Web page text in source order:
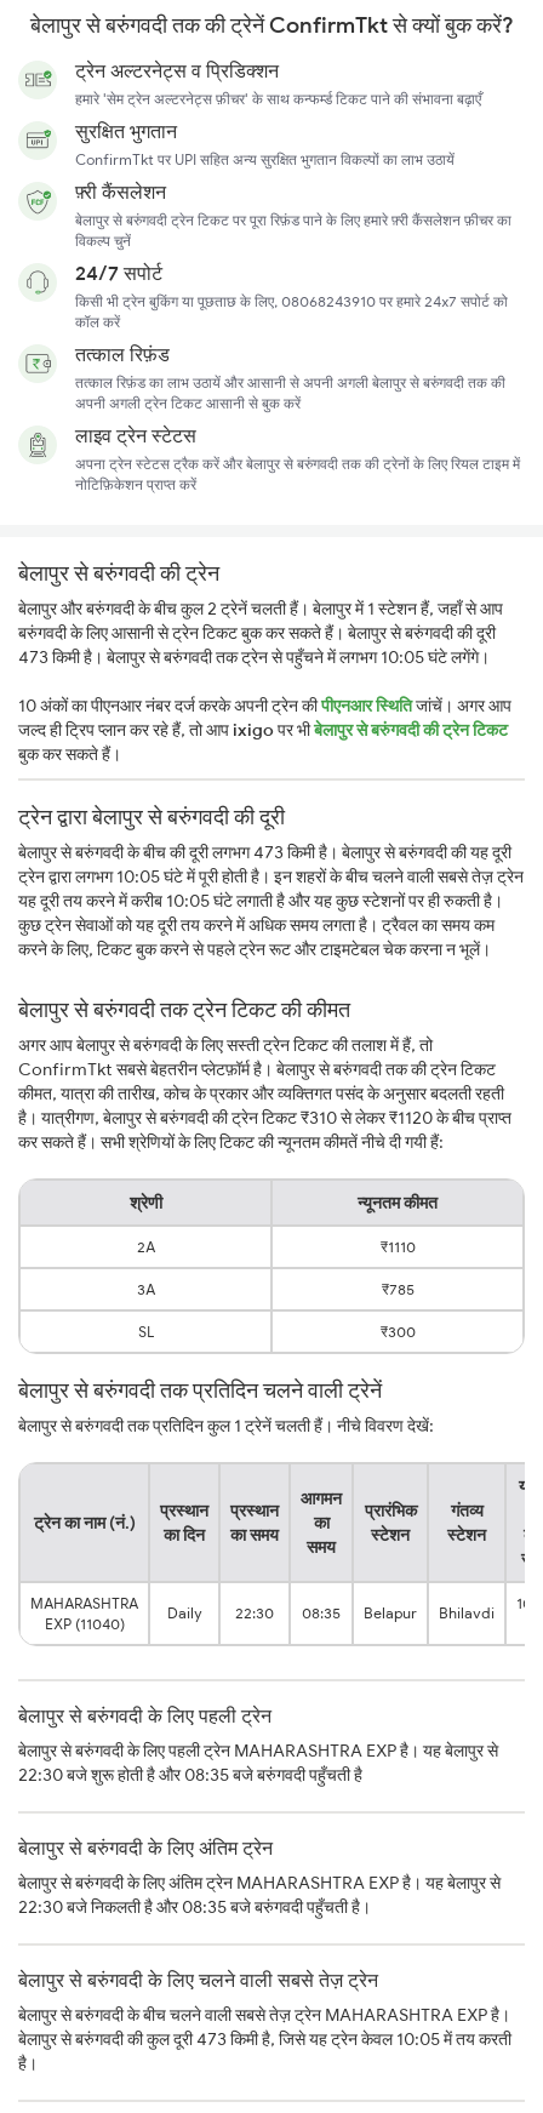
बेलापुर से बरुंगवदी तक की ट्रेनें ConfirmTkt से क्यों बुक करें?
ट्रेन अल्टरनेट्स व प्रिडिक्शन
हमारे 'सेम ट्रेन अल्टरनेट्स फ़ीचर' के साथ कन्फर्म्ड टिकट पाने की संभावना बढ़ाएँ
सुरक्षित भुगतान
ConfirmTkt पर UPI सहित अन्य सुरक्षित भुगतान विकल्पों का लाभ उठायें
फ़्री कैंसलेशन
बेलापुर से बरुंगवदी ट्रेन टिकट पर पूरा रिफ़ंड पाने के लिए हमारे फ़्री कैंसलेशन फ़ीचर का
विकल्प चुनें
24/7 सपोर्ट
किसी भी ट्रेन बुकिंग या पूछताछ के लिए, 08068243910 पर हमारे 24x7 सपोर्ट को
कॉल करें
तत्काल रिफ़ंड
तत्काल रिफ़ंड का लाभ उठायें और आसानी से अपनी अगली बेलापुर से बरुंगवदी तक की
अपनी अगली ट्रेन टिकट आसानी से बुक करें
लाइव ट्रेन स्टेटस
अपना ट्रेन स्टेटस ट्रैक करें और बेलापुर से बरुंगवदी तक की ट्रेनों के लिए रियल टाइम में
नोटिफ़िकेशन प्राप्त करें
बेलापुर से बरुंगवदी की ट्रेन
बेलापुर और बरुंगवदी के बीच कुल 2 ट्रेनें चलती हैं। बेलापुर में 1 स्टेशन हैं, जहाँ से आप
बरुंगवदी के लिए आसानी से ट्रेन टिकट बुक कर सकते हैं। बेलापुर से बरुंगवदी की दूरी
473 किमी है। बेलापुर से बरुंगवदी तक ट्रेन से पहुँचने में लगभग 10:05 घंटे लगेंगे।
10 अंकों का पीएनआर नंबर दर्ज करके अपनी ट्रेन कीपीएनआर स्थितिजांचें। अगर आप
जल्द ही ट्रिप प्लान कर रहे हैं, तो आपixigoपर भीबेलापुर से बरुंगवदी की ट्रेन टिकट
बुक कर सकते हैं।
ट्रेन द्वारा बेलापुर से बरुंगवदी की दूरी
बेलापुर से बरुंगवदी के बीच की दूरी लगभग 473 किमी है। बेलापुर से बरुंगवदी की यह दूरी
ट्रेन द्वारा लगभग 10:05 घंटे में पूरी होती है। इन शहरों के बीच चलने वाली सबसे तेज़ ट्रेन
यह दूरी तय करने में करीब 10:05 घंटे लगाती है और यह कुछ स्टेशनों पर ही रुकती है।
कुछ ट्रेन सेवाओं को यह दूरी तय करने में अधिक समय लगता है। ट्रैवल का समय कम
करने के लिए, टिकट बुक करने से पहले ट्रेन रूट और टाइमटेबल चेक करना न भूलें।
बेलापुर से बरुंगवदी तक ट्रेन टिकट की कीमत
अगर आप बेलापुर से बरुंगवदी के लिए सस्ती ट्रेन टिकट की तलाश में हैं, तो
ConfirmTkt सबसे बेहतरीन प्लेटफ़ॉर्म है। बेलापुर से बरुंगवदी तक की ट्रेन टिकट
कीमत, यात्रा की तारीख, कोच के प्रकार और व्यक्तिगत पसंद के अनुसार बदलती रहती
है। यात्रीगण, बेलापुर से बरुंगवदी की ट्रेन टिकट ₹310 से लेकर ₹1120 के बीच प्राप्त
कर सकते हैं। सभी श्रेणियों के लिए टिकट की न्यूनतम कीमतें नीचे दी गयी हैं:
श्रेणी न्यूनतम कीमत
2A ₹1110
3A ₹785
SL ₹300
बेलापुर से बरुंगवदी तक प्रतिदिन चलने वाली ट्रेनें
बेलापुर से बरुंगवदी तक प्रतिदिन कुल 1 ट्रेनें चलती हैं। नीचे विवरण देखें:
ट्रेन का नाम (नं.)
प्रस्थान
का दिन
प्रस्थान
का समय
आगमन
का
समय
प्रारंभिक
स्टेशन
गंतव्य
स्टेशन
MAHARASHTRA
EXP (11040)
Daily 22:30 08:35 Belapur Bhilavdi
बेलापुर से बरुंगवदी के लिए पहली ट्रेन
बेलापुर से बरुंगवदी के लिए पहली ट्रेन MAHARASHTRA EXP है। यह बेलापुर से
22:30 बजे शुरू होती है और 08:35 बजे बरुंगवदी पहुँचती है
बेलापुर से बरुंगवदी के लिए अंतिम ट्रेन
बेलापुर से बरुंगवदी के लिए अंतिम ट्रेन MAHARASHTRA EXP है। यह बेलापुर से
22:30 बजे निकलती है और 08:35 बजे बरुंगवदी पहुँचती है।
बेलापुर से बरुंगवदी के लिए चलने वाली सबसे तेज़ ट्रेन
बेलापुर से बरुंगवदी के बीच चलने वाली सबसे तेज़ ट्रेन MAHARASHTRA EXP है।
बेलापुर से बरुंगवदी की कुल दूरी 473 किमी है, जिसे यह ट्रेन केवल 10:05 में तय करती
है।